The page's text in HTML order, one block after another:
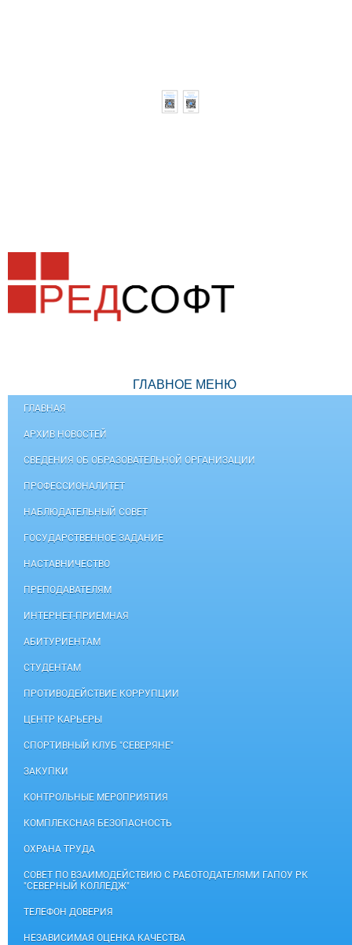
ГЛАВНОЕ МЕНЮ
ГЛАВНАЯ
АРХИВ НОВОСТЕЙ
СВЕДЕНИЯ ОБ ОБРАЗОВАТЕЛЬНОЙ ОРГАНИЗАЦИИ
ПРОФЕССИОНАЛИТЕТ
НАБЛЮДАТЕЛЬНЫЙ СОВЕТ
ГОСУДАРСТВЕННОЕ ЗАДАНИЕ
НАСТАВНИЧЕСТВО
ПРЕПОДАВАТЕЛЯМ
ИНТЕРНЕТ-ПРИЕМНАЯ
АБИТУРИЕНТАМ
СТУДЕНТАМ
ПРОТИВОДЕЙСТВИЕ КОРРУПЦИИ
ЦЕНТР КАРЬЕРЫ
СПОРТИВНЫЙ КЛУБ "СЕВЕРЯНЕ"
ЗАКУПКИ
КОНТРОЛЬНЫЕ МЕРОПРИЯТИЯ
КОМПЛЕКСНАЯ БЕЗОПАСНОСТЬ
ОХРАНА ТРУДА
СОВЕТ ПО ВЗАИМОДЕЙСТВИЮ С РАБОТОДАТЕЛЯМИ ГАПОУ РК
"СЕВЕРНЫЙ КОЛЛЕДЖ"
ТЕЛЕФОН ДОВЕРИЯ
НЕЗАВИСИМАЯ ОЦЕНКА КАЧЕСТВА